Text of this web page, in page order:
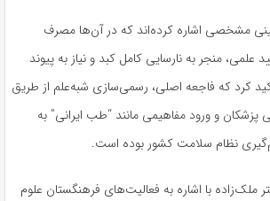
مشخصی اشاره کرده‌اند که در آن‌ها مصرف
علمی، منجر به نارسایی کامل کبد و نیاز به پیوند
کرد که فاجعه اصلی، رسمی‌سازی شبه‌علم از طریق
و ورود مفاهیمی مانند “طب ایرانی” به
نظام سلامت کشور بوده است.
ملک‌زاده با اشاره به فعالیت‌های فرهنگستان علوم